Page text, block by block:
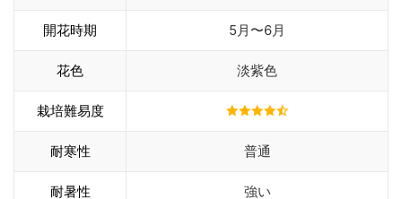
開花時期 5月〜6月
花色 淡紫色
栽培難易度
耐寒性 普通
耐暑性 強い